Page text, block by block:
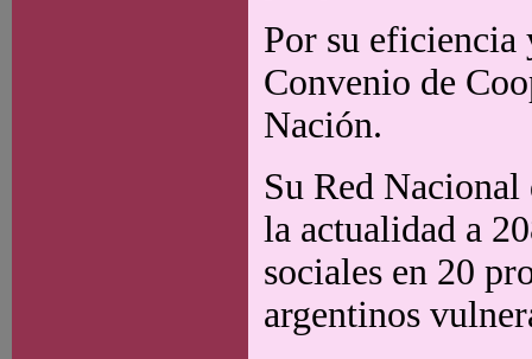
Por su eficiencia
Convenio de
Nación.
Su Red
la actualidad a
sociales en 20
argentinos